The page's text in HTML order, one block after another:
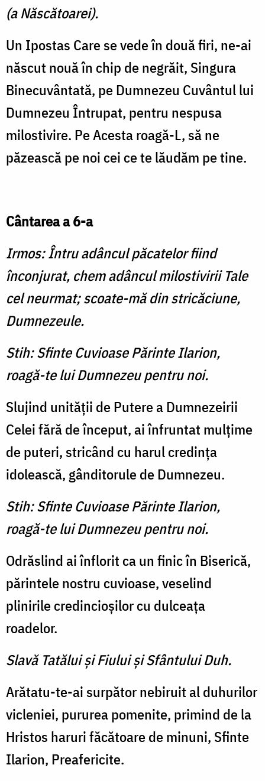
(a Născătoarei).
Un Ipostas Care se vede în două firi, ne-ai
născut nouă în chip de negrăit, Singura
Binecuvântată, pe Dumnezeu Cuvântul lui
Dumnezeu Întrupat, pentru nespusa
milostivire. Pe Acesta roagă-L, să ne
păzească pe noi cei ce te lăudăm pe tine.
Cântarea a 6-a
Irmos: Întru adâncul păcatelor fiind
înconjurat, chem adâncul milostivirii Tale
cel neurmat; scoate-mă din stricăciune,
Dumnezeule.
Stih: Sfinte Cuvioase Părinte Ilarion,
roagă-te lui Dumnezeu pentru noi.
Slujind unităţii de Putere a Dumnezeirii
Celei fără de început, ai înfruntat mulţime
de puteri, stricând cu harul credinţa
idolească, gânditorule de Dumnezeu.
Stih: Sfinte Cuvioase Părinte Ilarion,
roagă-te lui Dumnezeu pentru noi.
Odrăslind ai înflorit ca un finic în Biserică,
părintele nostru cuvioase, veselind
plinirile credincioşilor cu dulceaţa
roadelor.
Slavă Tatălui şi Fiului şi Sfântului Duh.
Arătatu-te-ai surpător nebi­ruit al duhurilor
vicleniei, pu­rurea pomenite, primind de la
Hristos haruri făcătoare de minuni, Sfinte
Ilarion, Preafericite.